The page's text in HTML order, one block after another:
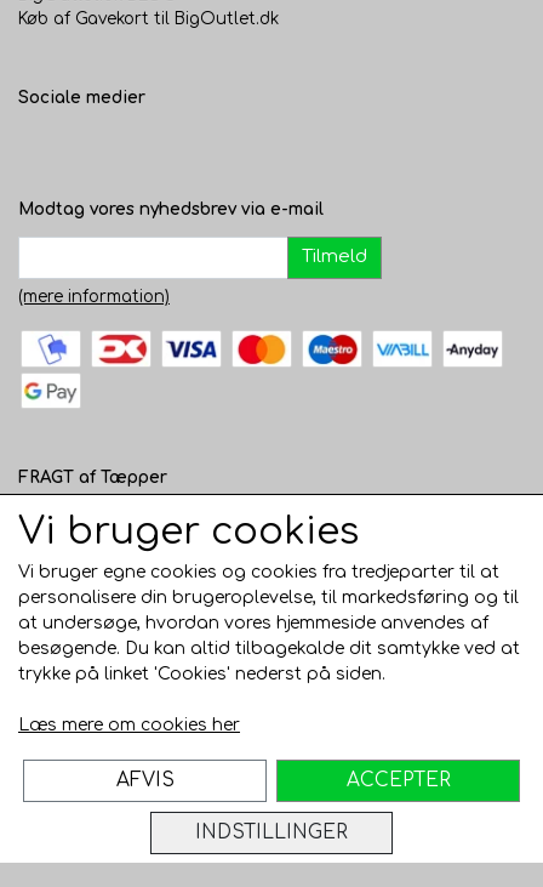
Køb af Gavekort til BigOutlet.dk
Sociale medier
Modtag vores nyhedsbrev via e-mail
Tilmeld
(mere information)
FRAGT af Tæpper
1 - 120 cm bred - 49 kr. til pakkeshop eller 82 kr.
hjemmelevering
121 - 200 cm bred - 99 kr. hjemmelevering
Over 200 cm bred - KUN Afhentning i Horsens
AFHENTNING I HORSENS - GRATIS
Vi bruger cookies
Vi bruger egne cookies og cookies fra tredjeparter til at
personalisere din brugeroplevelse, til markedsføring og til
at undersøge, hvordan vores hjemmeside anvendes af
besøgende. Du kan altid tilbagekalde dit samtykke ved at
trykke på linket 'Cookies' nederst på siden.
Læs mere om cookies her
INDSTILLINGER
AFVIS ACCEPTER